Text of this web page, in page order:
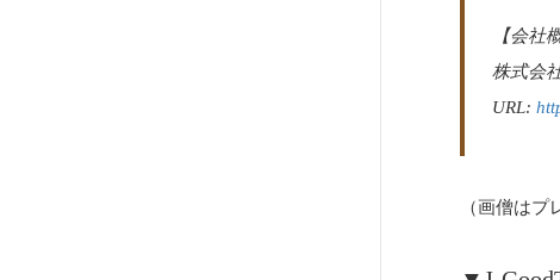
【会社
株式会
URL:
（画僧はプ